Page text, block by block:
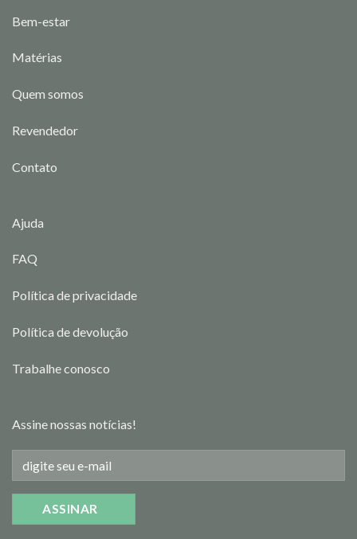
Bem-estar
Matérias
Quem somos
Revendedor
Contato
Ajuda
FAQ
Política de privacidade
Política de devolução
Trabalhe conosco
Assine nossas notícias!